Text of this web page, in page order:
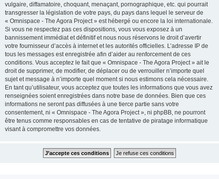
vulgaire, diffamatoire, choquant, menaçant, pornographique, etc. qui pourrait
transgresser la législation de votre pays, du pays dans lequel le serveur de
« Omnispace - The Agora Project » est hébergé ou encore la loi internationale.
Si vous ne respectez pas ces dispositions, vous vous exposez à un
bannissement immédiat et définitif et nous nous réservons le droit d’avertir
votre fournisseur d’accès à internet et les autorités officielles. L’adresse IP de
tous les messages est enregistrée afin d’aider au renforcement de ces
conditions. Vous acceptez le fait que « Omnispace - The Agora Project » ait le
droit de supprimer, de modifier, de déplacer ou de verrouiller n’importe quel
sujet et message à n’importe quel moment si nous estimons cela nécessaire.
En tant qu’utilisateur, vous acceptez que toutes les informations que vous avez
renseignées soient enregistrées dans notre base de données. Bien que ces
informations ne seront pas diffusées à une tierce partie sans votre
consentement, ni « Omnispace - The Agora Project », ni phpBB, ne pourront
être tenus comme responsables en cas de tentative de piratage informatique
visant à compromettre vos données.